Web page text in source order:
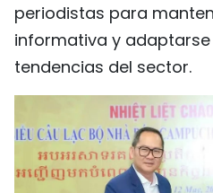
periodistas para
informativa y adaptarse
tendencias del sector.